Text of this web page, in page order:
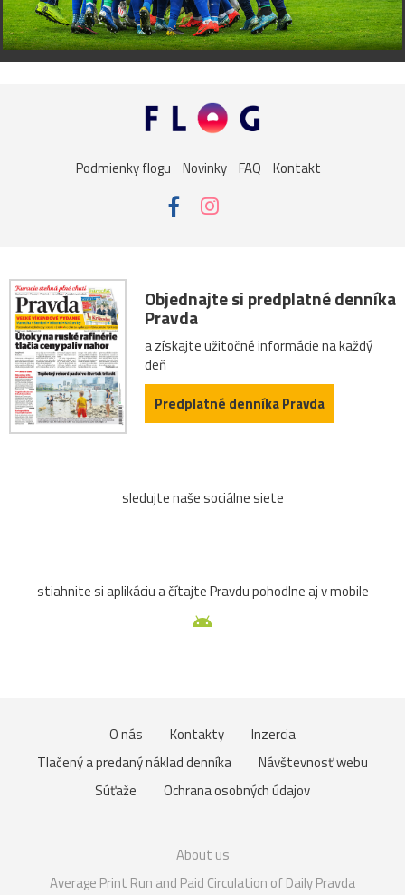
Podmienky flogu Novinky FAQ Kontakt
Objednajte si predplatné denníka
Pravda
a získajte užitočné informácie na každý
deň
Predplatné denníka Pravda
sledujte naše sociálne siete
stiahnite si aplikáciu a čítajte Pravdu pohodlne aj v mobile
O nás Kontakty
Inzercia
Tlačený a predaný náklad denníka
Návštevnosť webu
Súťaže
Ochrana osobných údajov
About us
Average Print Run and Paid Circulation of Daily Pravda